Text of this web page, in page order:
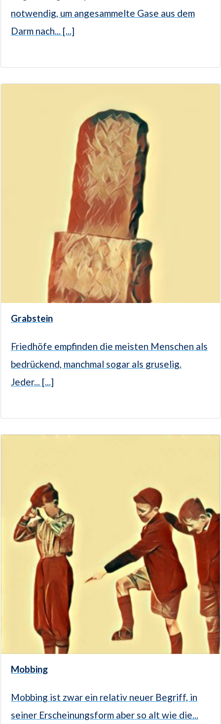
notwendig, um angesammelte Gase aus dem
Darm nach... [...]
Grabstein
Friedhöfe empfinden die meisten Menschen als
bedrückend, manchmal sogar als gruselig.
Jeder... [...]
Mobbing
Mobbing ist zwar ein relativ neuer Begriff, in
seiner Erscheinungsform aber so alt wie die...